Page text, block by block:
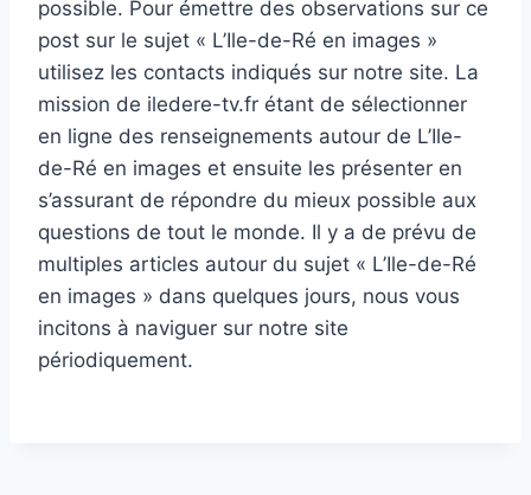
possible. Pour émettre des observations sur ce
post sur le sujet « L’Ile-de-Ré en images »
utilisez les contacts indiqués sur notre site. La
mission de iledere-tv.fr étant de sélectionner
en ligne des renseignements autour de L’Ile-
de-Ré en images et ensuite les présenter en
s’assurant de répondre du mieux possible aux
questions de tout le monde. Il y a de prévu de
multiples articles autour du sujet « L’Ile-de-Ré
en images » dans quelques jours, nous vous
incitons à naviguer sur notre site
périodiquement.